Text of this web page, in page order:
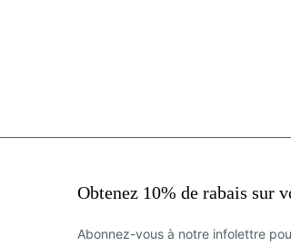
Obtenez 10% de rabais sur
Abonnez-vous à notre infolettre